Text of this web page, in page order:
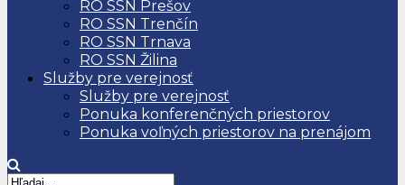
RO SSN Prešov
RO SSN Trenčín
RO SSN Trnava
RO SSN Žilina
Služby pre verejnosť
Služby pre verejnosť
Ponuka konferenčných priestorov
Ponuka voľných priestorov na prenájom